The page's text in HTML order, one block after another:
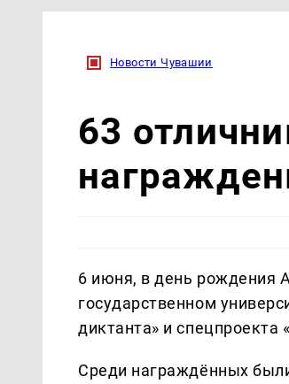
Новости Чувашии
63
6 июня, в день рождения
государственном
диктанта» и
Среди награждённых